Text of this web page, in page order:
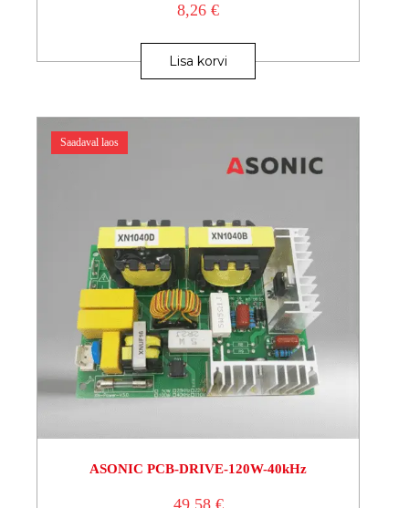
8,26€
Lisa korvi
Saadaval laos
ASONIC PCB-DRIVE-120W-40kHz